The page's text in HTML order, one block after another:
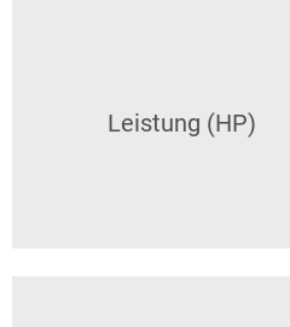
Leistung (HP)